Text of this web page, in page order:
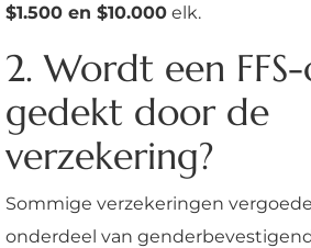
$1.500 en $10.000 elk.
2. Wordt een
gedekt door de
verzekering?
Sommige verzekeringen
onderdeel van